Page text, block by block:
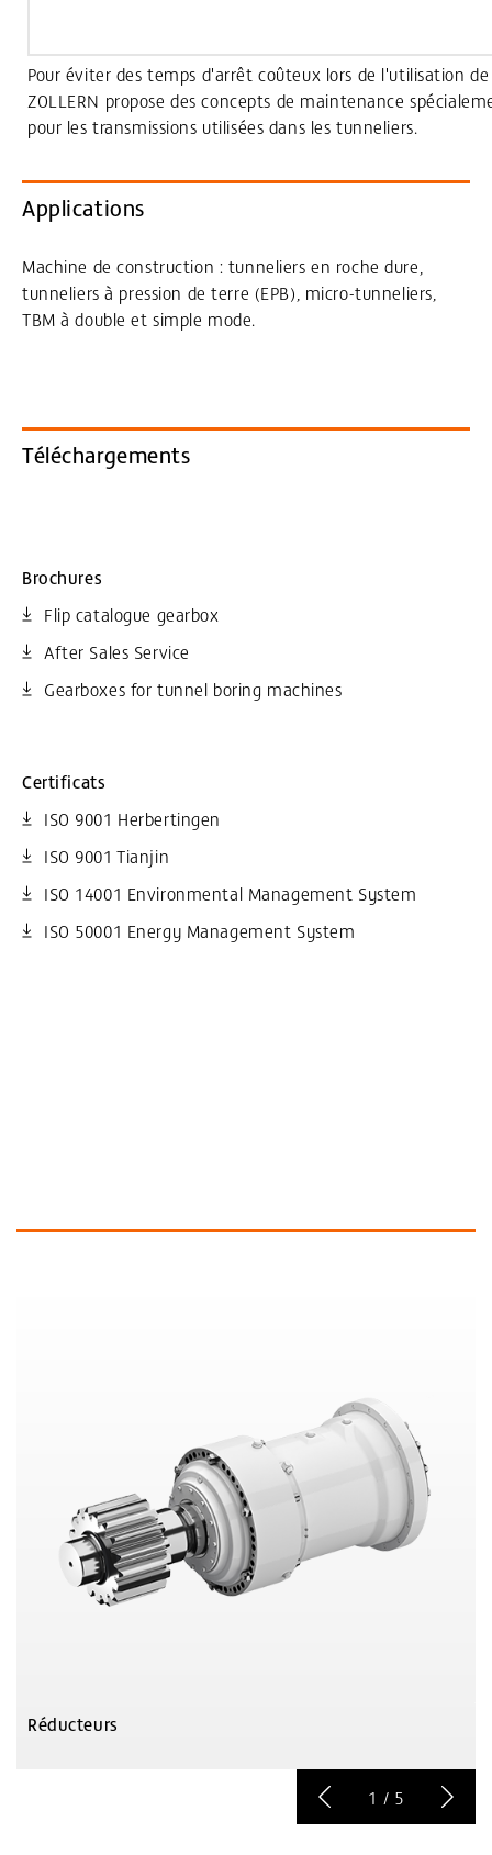
Pour éviter des temps d'arrêt coûteux lors de l'utilisation
ZOLLERN propose des concepts de maintenance
pour les transmissions utilisées dans les tunneliers.
Applications
Machine de construction : tunneliers en roche dure,
tunneliers à pression de terre (EPB), micro-tunneliers,
TBM à double et simple mode.
Téléchargements
Brochures
Flip catalogue gearbox
After Sales Service
Gearboxes for tunnel boring machines
Certificats
ISO 9001 Herbertingen
ISO 9001 Tianjin
ISO 14001 Environmental Management System
ISO 50001 Energy Management System
Réducteurs
1 / 5